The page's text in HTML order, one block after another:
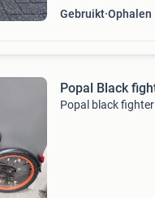
Gebruikt Ophalen
Popal Black
Popal black